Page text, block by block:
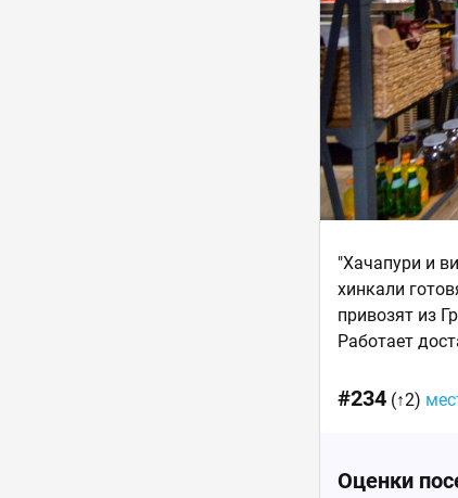
"Хачапури и
хинкали
привозят из
Работает
#234 (↑2)
Оценки